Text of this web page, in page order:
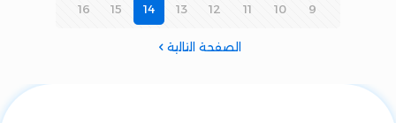
9
10
11
12
13
14
15
16
الصفحة التالية